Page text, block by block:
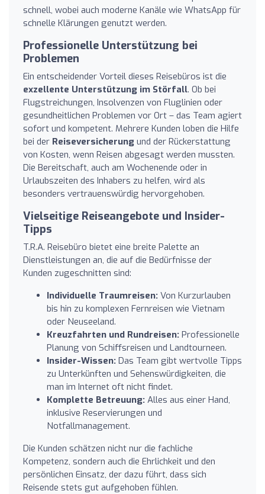
schnell, wobei auch moderne Kanäle wie WhatsApp für
schnelle Klärungen genutzt werden.
Professionelle Unterstützung bei
Problemen
Ein entscheidender Vorteil dieses Reisebüros ist die
exzellente Unterstützung im Störfall. Ob bei
Flugstreichungen, Insolvenzen von Fluglinien oder
gesundheitlichen Problemen vor Ort – das Team agiert
sofort und kompetent. Mehrere Kunden loben die Hilfe
bei der Reiseversicherung und der Rückerstattung
von Kosten, wenn Reisen abgesagt werden mussten.
Die Bereitschaft, auch am Wochenende oder in
Urlaubszeiten des Inhabers zu helfen, wird als
besonders vertrauenswürdig hervorgehoben.
Vielseitige Reiseangebote und Insider-
Tipps
T.R.A. Reisebüro bietet eine breite Palette an
Dienstleistungen an, die auf die Bedürfnisse der
Kunden zugeschnitten sind:
Individuelle Traumreisen: Von Kurzurlauben
bis hin zu komplexen Fernreisen wie Vietnam
oder Neuseeland.
Kreuzfahrten und Rundreisen: Professionelle
Planung von Schiffsreisen und Landtourneen.
Insider-Wissen: Das Team gibt wertvolle Tipps
zu Unterkünften und Sehenswürdigkeiten, die
man im Internet oft nicht findet.
Komplette Betreuung: Alles aus einer Hand,
inklusive Reservierungen und
Notfallmanagement.
Die Kunden schätzen nicht nur die fachliche
Kompetenz, sondern auch die Ehrlichkeit und den
persönlichen Einsatz, der dazu führt, dass sich
Reisende stets gut aufgehoben fühlen.